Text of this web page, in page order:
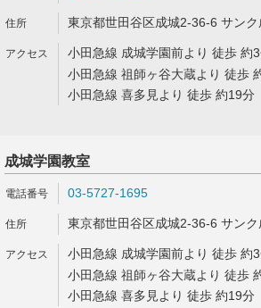
東京都世田谷区成城2-36-6 サン
小田急線 成城学園前より 徒歩 約
小田急線 祖師ヶ谷大蔵より 徒歩
小田急線 喜多見より 徒歩 約19分
成城学園教室
03-5727-1695
東京都世田谷区成城2-36-6 サン
小田急線 成城学園前より 徒歩 約
小田急線 祖師ヶ谷大蔵より 徒歩
小田急線 喜多見より 徒歩 約19分